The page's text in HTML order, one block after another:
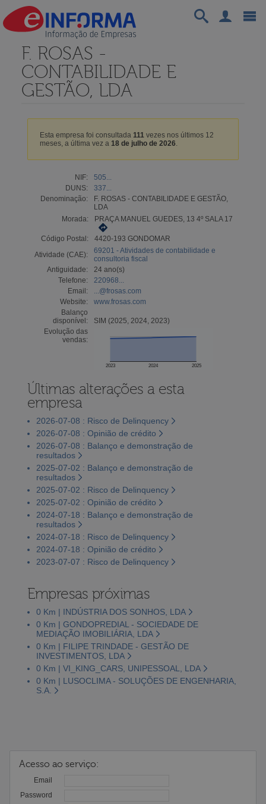
F. ROSAS -
CONTABILIDADE E
GESTÃO, LDA
Esta empresa foi consultada 111vezes nos últimos 12
meses, a última vez a 18 de julho de 2026.
NIF:
505...
DUNS:
337...
Denominação:
F. ROSAS - CONTABILIDADE E GESTÃO,
LDA
Morada:
PRAÇA MANUEL GUEDES, 13 4º SALA 17
Código Postal:
4420-193 GONDOMAR
Atividade (CAE):
69201 - Atividades de contabilidade e
consultoria fiscal
Antiguidade:
24 ano(s)
Telefone:
220968...
Email:
...@frosas.com
Website:
www.frosas.com
Balanço
disponível:
SIM (2025, 2024, 2023)
Evolução das
vendas:
2023 2024 2025
Últimas alterações a esta
empresa
2026-07-08 : Risco de Delinquency
2026-07-08 : Opinião de crédito
2026-07-08 : Balanço e demonstração de
resultados
2025-07-02 : Balanço e demonstração de
resultados
2025-07-02 : Risco de Delinquency
2025-07-02 : Opinião de crédito
2024-07-18 : Balanço e demonstração de
resultados
2024-07-18 : Risco de Delinquency
2024-07-18 : Opinião de crédito
2023-07-07 : Risco de Delinquency
Empresas próximas
0 Km | INDÚSTRIA DOS SONHOS, LDA
0 Km | GONDOPREDIAL - SOCIEDADE DE
MEDIAÇÃO IMOBILIÁRIA, LDA
0 Km | FILIPE TRINDADE - GESTÃO DE
INVESTIMENTOS, LDA
0 Km | VI_KING_CARS, UNIPESSOAL, LDA
0 Km | LUSOCLIMA - SOLUÇÕES DE ENGENHARIA,
S.A.
Acesso ao serviço:
Email
Password